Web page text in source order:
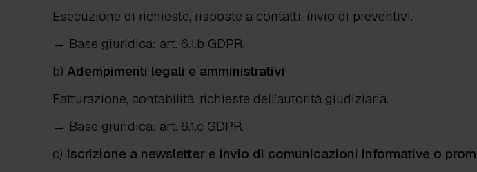
Esecuzione di richieste, risposte a contatti, invio di preventivi.
→ Base giuridica: art. 6.1.b GDPR.
b) Adempimenti legali e amministrativi
Fatturazione, contabilità, richieste dell’autorità giudiziaria.
→ Base giuridica: art. 6.1.c GDPR.
c) Iscrizione a newsletter e invio di comunicazioni informative o